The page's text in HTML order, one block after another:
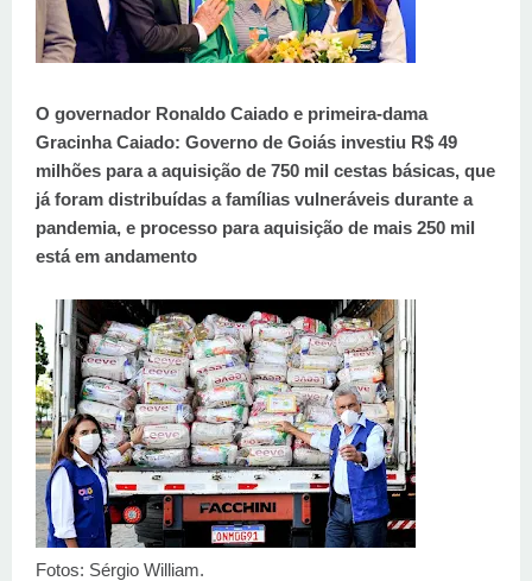
O governador Ronaldo Caiado e primeira-dama
Gracinha Caiado: Governo de Goiás investiu R$ 49
milhões para a aquisição de 750 mil cestas básicas, que
já foram distribuídas a famílias vulneráveis durante a
pandemia, e processo para aquisição de mais 250 mil
está em andamento
Fotos: Sérgio William.